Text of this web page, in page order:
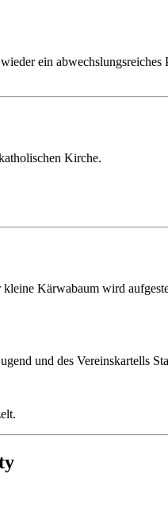
ein
Kirche.
Kärwabaum wird
und des Vereinskartells